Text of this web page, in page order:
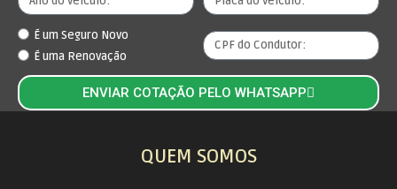
É um Seguro Novo
É uma Renovação
ENVIAR COTAÇÃO PELO WHATSAPP
QUEM SOMOS